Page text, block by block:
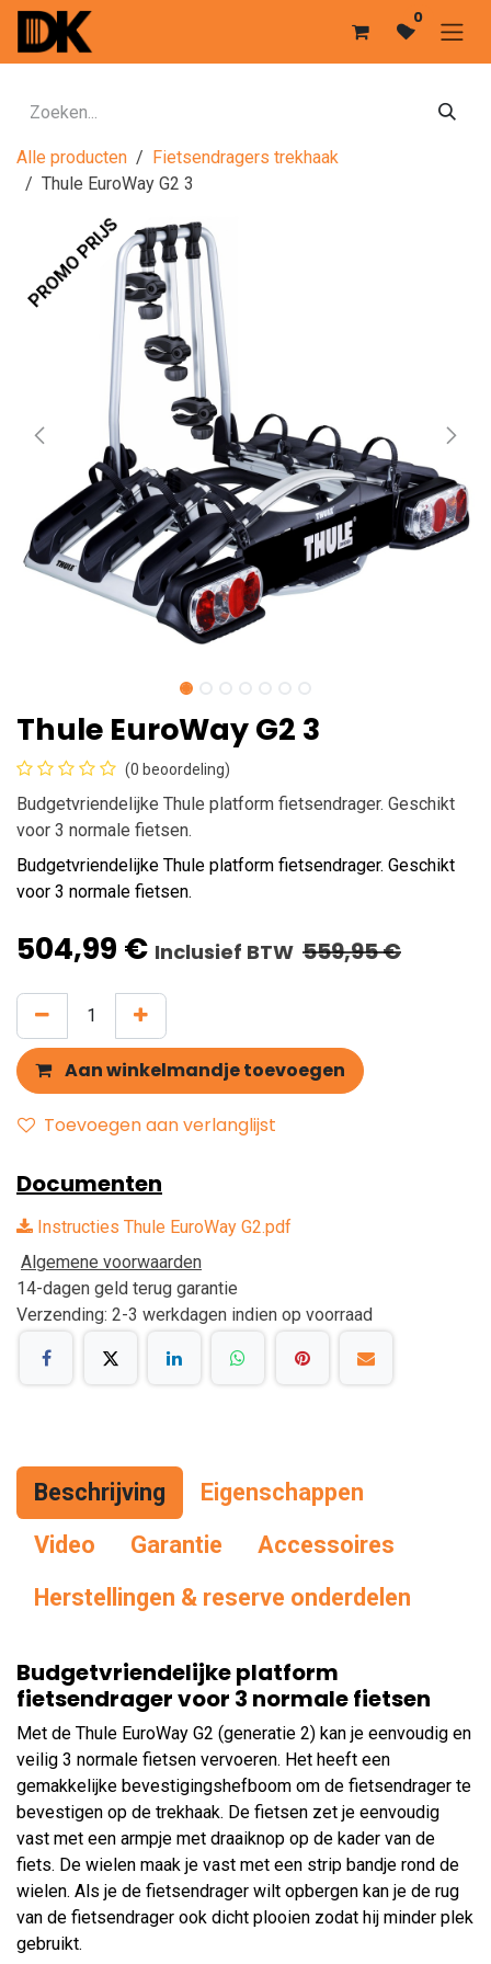
Overslaan naar inhoud 0
Alle producten
Fietsendragers trekhaak
Thule EuroWay G2 3
PROMO PRIJS
Thule EuroWay G2 3
(0 beoordeling)
Budgetvriendelijke Thule platform fietsendrager. Geschikt
voor 3 normale fietsen.
Budgetvriendelijke Thule platform fietsendrager. Geschikt
voor 3 normale fietsen.
504,99 € Inclusief BTW 559,95€
Aan winkelmandje toevoegen
Toevoegen aan verlanglijst
Documenten
Instructies Thule EuroWay G2.pdf
Algemene voorwaarden
14-dagen geld terug garantie
Verzending: 2-3 werkdagen indien op voorraad
Beschrijving
Eigenschappen
Video Garantie
Accessoires
Herstellingen & reserve onderdelen
Budgetvriendelijke platform
fietsendrager voor 3 normale fietsen
Met de Thule EuroWay G2 (generatie 2) kan je eenvoudig en
veilig 3 normale fietsen vervoeren. Het heeft een
gemakkelijke bevestigingshefboom om de fietsendrager te
bevestigen op de trekhaak. De fietsen zet je eenvoudig
vast met een armpje met draaiknop op de kader van de
fiets. De wielen maak je vast met een strip bandje rond de
wielen. Als je de fietsendrager wilt opbergen kan je de rug
van de fietsendrager ook dicht plooien zodat hij minder plek
gebruikt.